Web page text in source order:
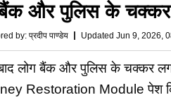
बैंक और पुलिस के
by: प्रदीप पाण्डेय Updated Jun 9, 2026,
लोग बैंक और पुलिस के चक्कर
Restoration Module पेश